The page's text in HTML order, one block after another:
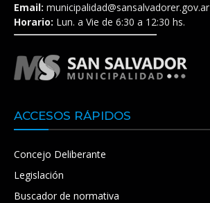
Email: municipalidad@sansalvadorer.gov.ar
Horario: Lun. a Vie de 6:30 a 12:30 hs.
ACCESOS RÁPIDOS
Concejo Deliberante
Legislación
Buscador de normativa